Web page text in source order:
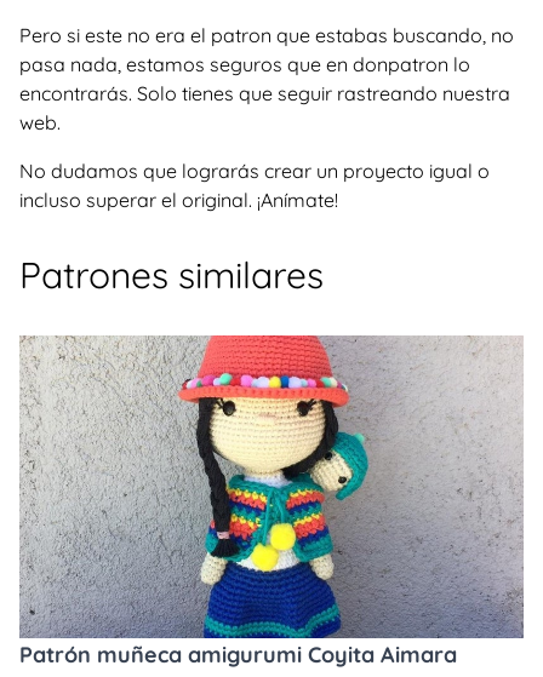
Pero si este no era el patron que estabas buscando, no
pasa nada, estamos seguros que en donpatron lo
encontrarás. Solo tienes que seguir rastreando nuestra
web.
No dudamos que lograrás crear un proyecto igual o
incluso superar el original. ¡Anímate!
Patrones similares
Patrón muñeca amigurumi Coyita Aimara